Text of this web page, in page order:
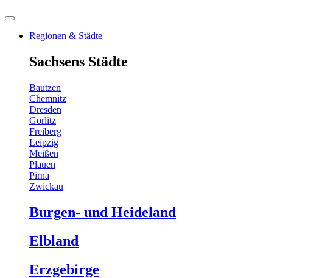
Regionen & Städte
Sachsens Städte
Bautzen
Chemnitz
Dresden
Görlitz
Freiberg
Leipzig
Meißen
Plauen
Pirna
Zwickau
Burgen- und Heideland
Elbland
Erzgebirge